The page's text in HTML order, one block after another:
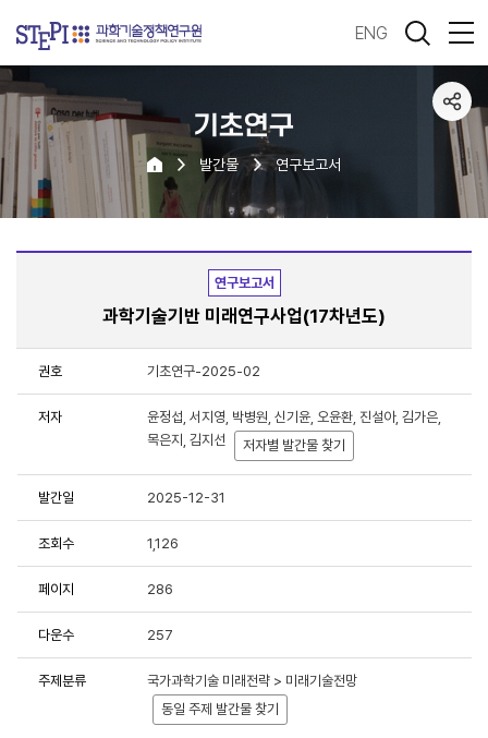
ENG
기초연구
발간물 연구보고서
에 항상 감사드립니다.
한 연구성과물로 저작권 및 이용조건 등을 준수하여 활용해 주시
이용 동의서 및 사용목적 등에 응답 부탁드립니다.
원 연구성과물 활용 현황 및 서비스 분석을 위한 기초자료로 활용
연구보고서
과학기술기반 미래연구사업(17차년도)
권호 기초연구-2025-02
저자
윤정섭, 서지영, 박병원, 신기윤, 오윤환, 진설아, 김가은,
목은지, 김지선
저자별 발간물 찾기
발간일 2025-12-31
조회수 1,126
페이지 286
다운수 257
주제분류
국가과학기술 미래전략 > 미래기술전망
동일 주제 발간물 찾기